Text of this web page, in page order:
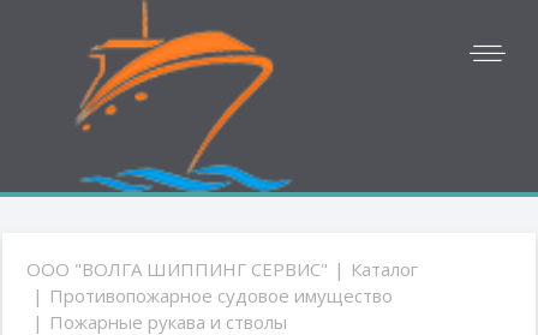
ООО "ВОЛГА ШИППИНГ СЕРВИС"
Каталог
Противопожарное судовое имущество
Пожарные рукава и стволы